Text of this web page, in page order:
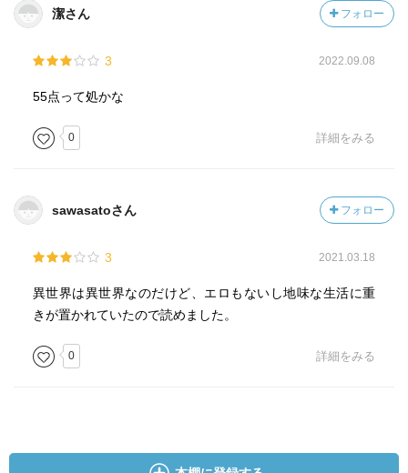
潔さん フォロー
3 2022.09.08
55点って処かな
0 詳細をみる
sawasatoさん フォロー
3 2021.03.18
異世界は異世界なのだけど、エロもないし地味な生活に重
きが置かれていたので読めました。
0 詳細をみる